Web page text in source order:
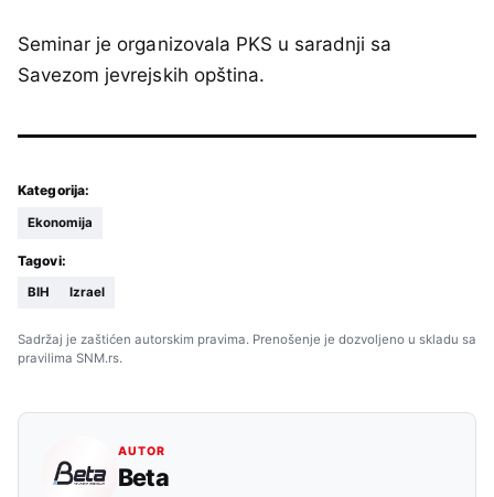
Seminar je organizovala PKS u saradnji sa
Savezom jevrejskih opština.
Kategorija:
Ekonomija
Tagovi:
BIH Izrael
Sadržaj je zaštićen autorskim pravima. Prenošenje je dozvoljeno u skladu sa
pravilima SNM.rs.
AUTOR
Beta